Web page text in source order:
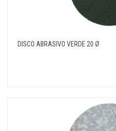
DISCO ABRASIVO VERDE 20 Ø